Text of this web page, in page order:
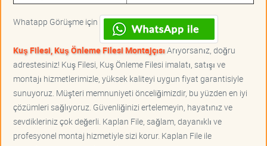
Whatapp Görüşme için
Kuş Filesi, Kuş Önleme Filesi MontajçısıArıyorsanız, doğru
adrestesiniz! Kuş Filesi, Kuş Önleme Filesi imalatı, satışı ve
montajı hizmetlerimizle, yüksek kaliteyi uygun fiyat garantisiyle
sunuyoruz. Müşteri memnuniyeti önceliğimizdir, bu yüzden en iyi
çözümleri sağlıyoruz. Güvenliğinizi ertelemeyin, hayatınız ve
sevdikleriniz çok değerli. Kaplan File, sağlam, dayanıklı ve
profesyonel montaj hizmetiyle sizi korur. Kaplan File ile